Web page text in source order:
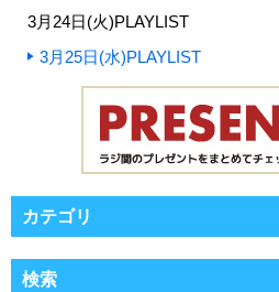
3月24日(火)PLAYLIST
3月25日(水)PLAYLIST
カテゴリ
検索